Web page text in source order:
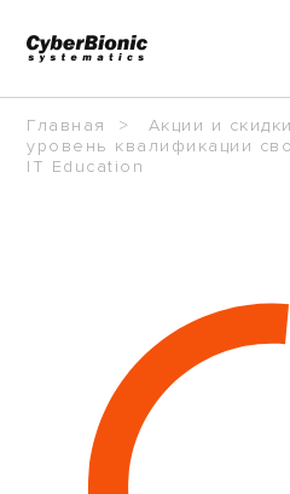
Главная Акции и скидки
уровень квалификации
IT Education